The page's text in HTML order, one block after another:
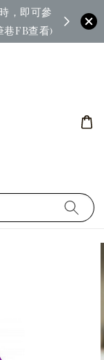
，即可參
FB查看)
◆ 官